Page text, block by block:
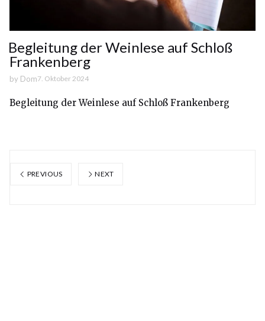
Begleitung der Weinlese auf Schloß
Frankenberg
by Dom7. Oktober 2024
Begleitung der Weinlese auf Schloß Frankenberg
PREVIOUS NEXT